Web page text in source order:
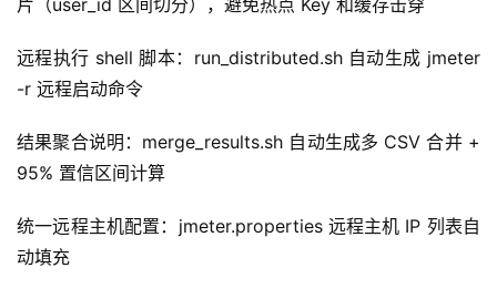
片（user_id 区间切分），避免热点 Key 和缓存击穿
远程执行 shell 脚本：run_distributed.sh 自动生成 jmeter
-r 远程启动命令
结果聚合说明：merge_results.sh 自动生成多 CSV 合并 +
95% 置信区间计算
统一远程主机配置：jmeter.properties 远程主机 IP 列表自
动填充